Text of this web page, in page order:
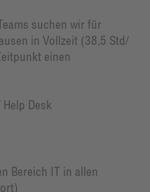
suchen wir für
in Vollzeit (38,5 Std/
einen
Desk
Bereich IT in allen